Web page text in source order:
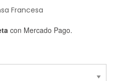
Francesa
con Mercado Pago.